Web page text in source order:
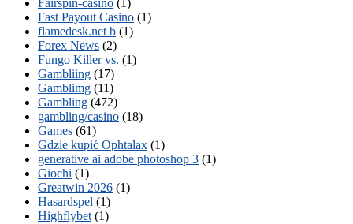
Fairspin-casino (1)
Fast Payout Casino (1)
flamedesk.net b (1)
Forex News (2)
Fungo Killer vs. (1)
Gambliing (17)
Gamblimg (11)
Gambling (472)
gambling/casino (18)
Games (61)
Gdzie kupić Ophtalax (1)
generative ai adobe photoshop 3 (1)
Giochi (1)
Greatwin 2026 (1)
Hasardspel (1)
Highflybet (1)